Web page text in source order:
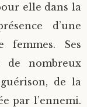
elle dans la
d’une
femmes. Ses
de nombreux
de la
par l’ennemi.